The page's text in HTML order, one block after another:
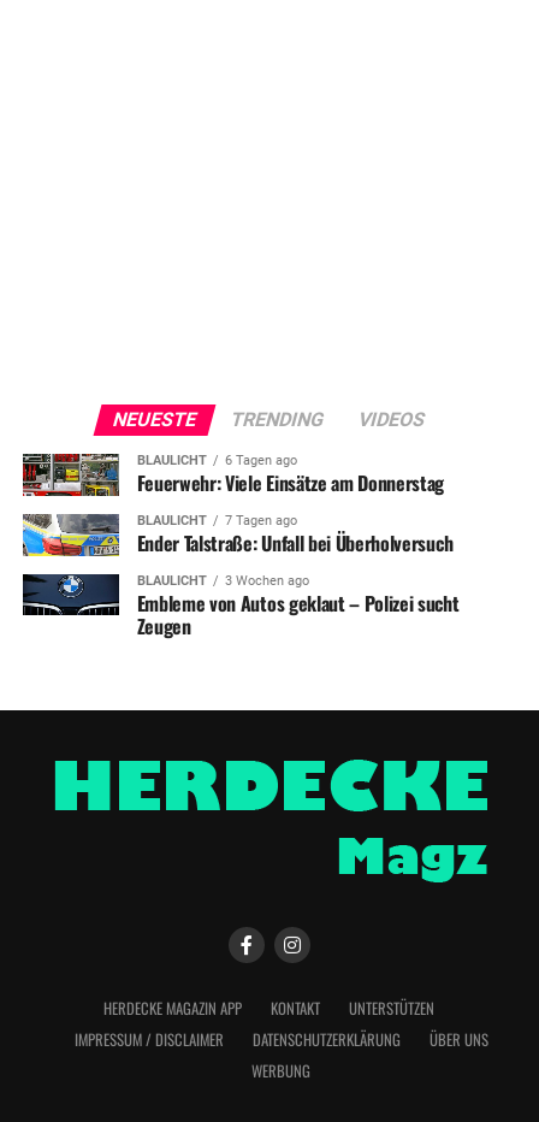
NEUESTE TRENDING VIDEOS
BLAULICHT 6 Tagen ago
Feuerwehr: Viele Einsätze am Donnerstag
BLAULICHT 7 Tagen ago
Ender Talstraße: Unfall bei Überholversuch
BLAULICHT 3 Wochen ago
Embleme von Autos geklaut – Polizei sucht
Zeugen
HERDECKE MAGAZIN APP KONTAKT
UNTERSTÜTZEN
IMPRESSUM / DISCLAIMER
DATENSCHUTZERKLÄRUNG
ÜBER UNS
WERBUNG